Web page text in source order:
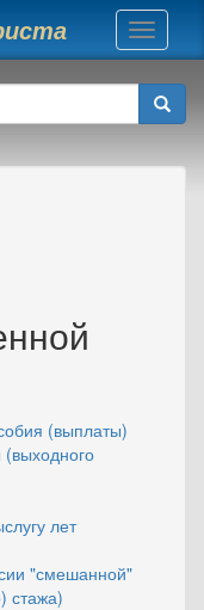
Toggle
(выплаты)
лет
"смешанной"
стажа)